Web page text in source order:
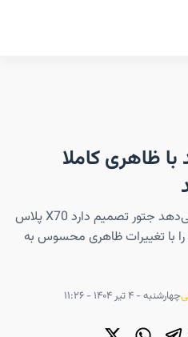
ظاهری کاملا
تصاویری منتشر شده که نشان می‌دهد جتور تصمیم دارد X70 پلاس
را با تغییرات ظاهری محسوس به
چهارشنبه - ۴ تیر ۱۴۰۴ - ۱۱:۲۶